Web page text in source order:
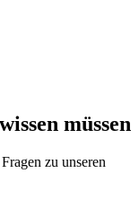
müssen
zu unseren